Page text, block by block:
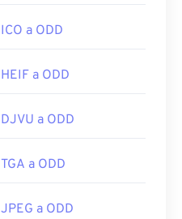
ICO a ODD
HEIF a ODD
DJVU a ODD
TGA a ODD
JPEG a ODD